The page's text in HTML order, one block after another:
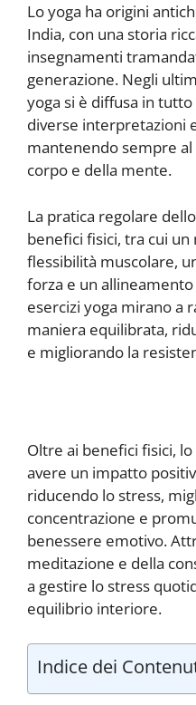
Lo yoga ha origini
India, con una storia
insegnamenti
generazione. Negli
yoga si è diffusa in
diverse interpretazioni
mantenendo sempre
corpo e della mente.
La pratica regolare
benefici fisici, tra cui
flessibilità muscolare,
forza e un
esercizi yoga mirano a
maniera equilibrata,
e migliorando la
Oltre ai benefici fisici,
avere un impatto
riducendo lo stress,
concentrazione e
benessere emotivo.
meditazione e della
a gestire lo stress
equilibrio interiore.
Indice dei